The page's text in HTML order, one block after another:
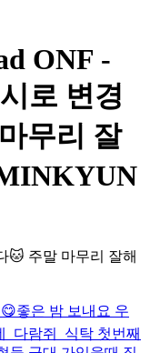
ONF -
로 변경
무리 잘
🐱 주말 마무리 잘해
좋은 밤 보내요 우
_다람쥐_식탁 첫번째